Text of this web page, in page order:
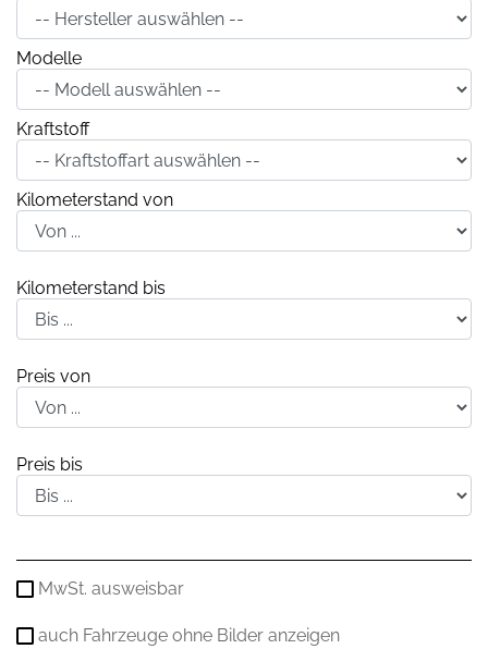
Modelle
Kraftstoff
Kilometerstand von
Kilometerstand bis
Preis von
Preis bis
MwSt. ausweisbar
auch Fahrzeuge ohne Bilder anzeigen